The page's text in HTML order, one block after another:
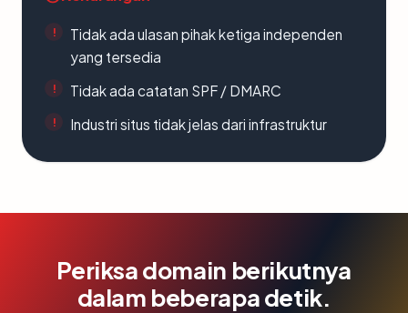
Tidak ada ulasan pihak ketiga independen
yang tersedia
Tidak ada catatan SPF / DMARC
Industri situs tidak jelas dari infrastruktur
Periksa domain berikutnya
dalam beberapa detik.